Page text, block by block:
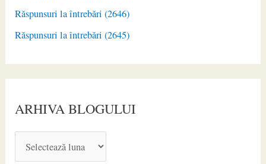
Răspunsuri la întrebări (2646)
Răspunsuri la întrebări (2645)
ARHIVA BLOGULUI
R